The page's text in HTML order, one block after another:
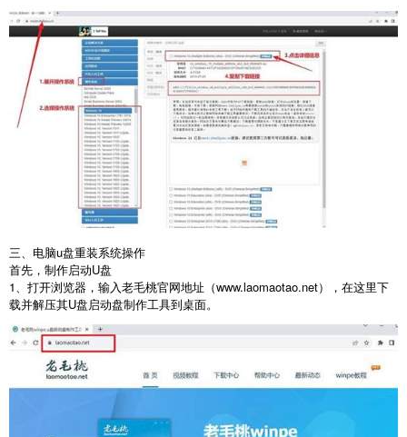
三、电脑u盘重装系统操作
首先，制作启动U盘
1、打开浏览器，输入老毛桃官网地址（www.laomaotao.net），在这里下
载并解压其U盘启动盘制作工具到桌面。